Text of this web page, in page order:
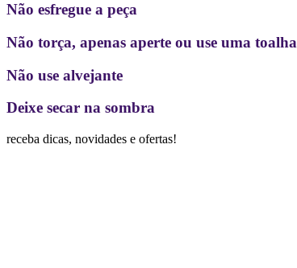
Não esfregue a peça
Não torça, apenas aperte ou use uma toalha
Não use alvejante
Deixe secar na sombra
receba dicas, novidades e ofertas!